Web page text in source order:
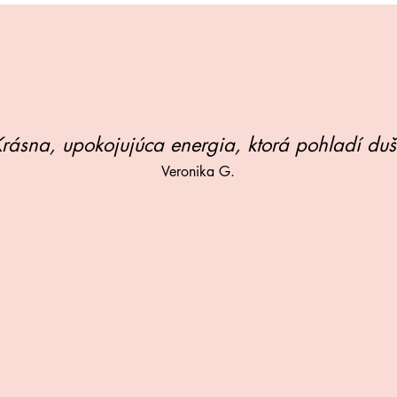
upokojujúca energia, ktorá pohladí
Veronika G.